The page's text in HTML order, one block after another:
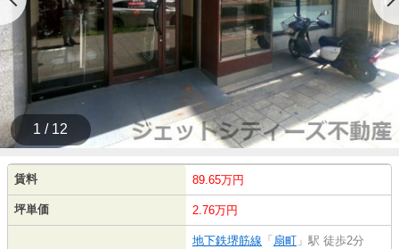
1 / 12
賃料 89.65万円
坪単価 2.76万円
地下鉄堺筋線 「 扇町 」駅 徒歩2分